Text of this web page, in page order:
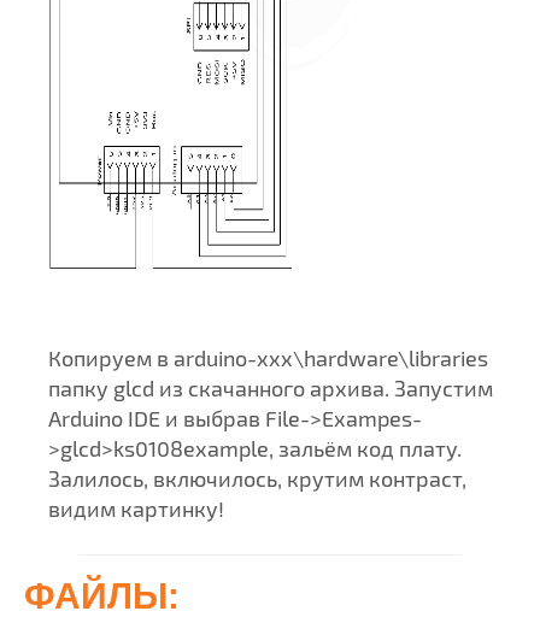
Копируем в arduino-xxx\hardware\libraries
папку glcd из скачанного архива. Запустим
Arduino IDE и выбрав File->Exampes-
>glcd>ks0108example, зальём код плату.
Залилось, включилось, крутим контраст,
видим картинку!
ФАЙЛЫ: